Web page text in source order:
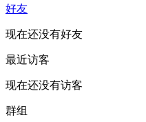
好友
现在还没有好友
最近访客
现在还没有访客
群组